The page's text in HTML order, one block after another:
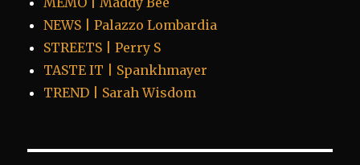
NEWS | Palazzo Lombardia
STREETS | Perry S
TASTE IT | Spankhmayer
TREND | Sarah Wisdom